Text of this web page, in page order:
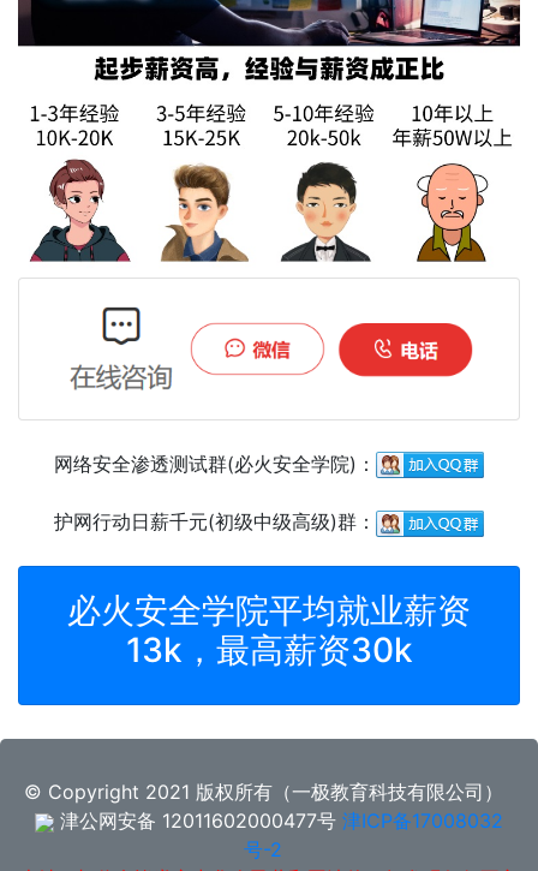
网络安全渗透测试群(必火安全学院)：
护网行动日薪千元(初级中级高级)群：
必火安全学院平均就业薪资
13k，最高薪资30k
© Copyright 2021 版权所有（一极教育科技有限公司）
津公网安备 12011602000477号 津ICP备17008032
号-2